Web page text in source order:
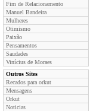
Fim de Relacionamento
Manuel Bandeira
Mulheres
Otimismo
Paixão
Pensamentos
Saudades
Vinícius de Moraes
Outros Sites
Recados para orkut
Mensagens
Orkut
Noticias